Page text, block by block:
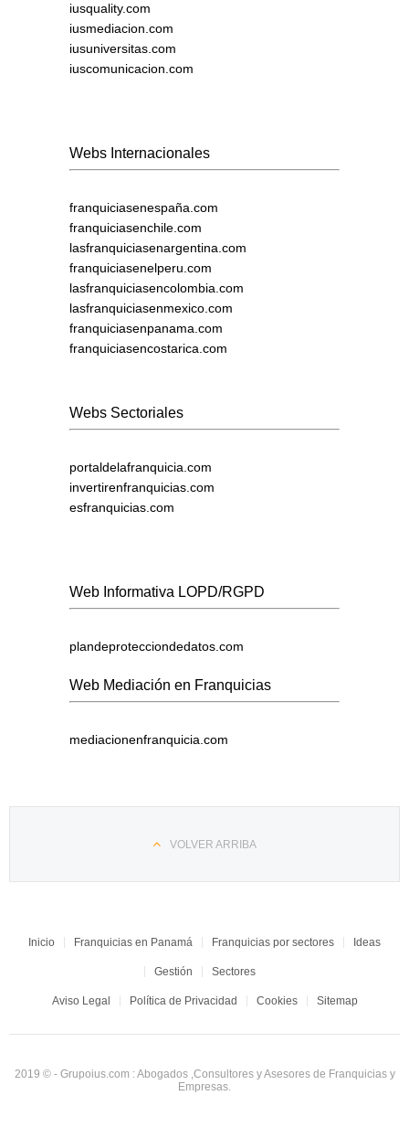
iusquality.com
iusmediacion.com
iusuniversitas.com
iuscomunicacion.com
Webs Internacionales
franquiciasenespaña.com
franquiciasenchile.com
lasfranquiciasenargentina.com
franquiciasenelperu.com
lasfranquiciasencolombia.com
lasfranquiciasenmexico.com
franquiciasenpanama.com
franquiciasencostarica.com
Webs Sectoriales
portaldelafranquicia.com
invertirenfranquicias.com
esfranquicias.com
Web Informativa LOPD/RGPD
plandeprotecciondedatos.com
Web Mediación en Franquicias
mediacionenfranquicia.com
VOLVER ARRIBA
Inicio Franquicias en Panamá Franquicias por sectores Ideas
Gestión Sectores
Aviso Legal Política de Privacidad Cookies Sitemap
2019 © - Grupoius.com : Abogados ,Consultores y Asesores de Franquicias y
Empresas.